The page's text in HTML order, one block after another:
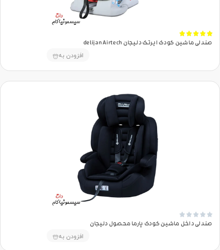





صندلی ماشین کودک ایرتک دلیجان delijan Airtech
افزودن به





صندلی داخل ماشین کودک پارما محصول دلیجان
افزودن به